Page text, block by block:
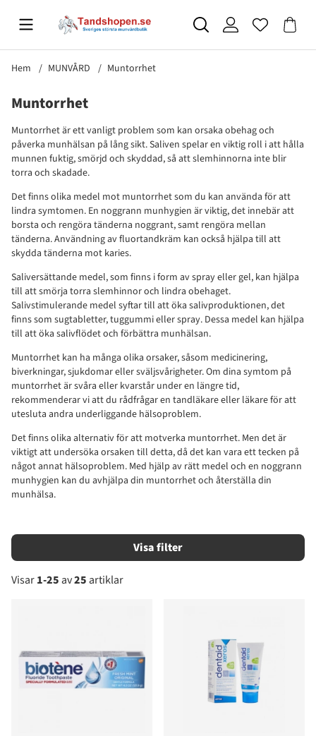
Hem MUNVÅRD Muntorrhet
Muntorrhet
Muntorrhet är ett vanligt problem som kan orsaka obehag och
påverka munhälsan på lång sikt. Saliven spelar en viktig roll i att hålla
munnen fuktig, smörjd och skyddad, så att slemhinnorna inte blir
torra och skadade.
Det finns olika medel mot muntorrhet som du kan använda för att
lindra symtomen. En noggrann munhygien är viktig, det innebär att
borsta och rengöra tänderna noggrant, samt rengöra mellan
tänderna. Användning av fluortandkräm kan också hjälpa till att
skydda tänderna mot karies.
Saliversättande medel, som finns i form av spray eller gel, kan hjälpa
till att smörja torra slemhinnor och lindra obehaget.
Salivstimulerande medel syftar till att öka salivproduktionen, det
finns som sugtabletter, tuggummi eller spray. Dessa medel kan hjälpa
till att öka salivflödet och förbättra munhälsan.
Muntorrhet kan ha många olika orsaker, såsom medicinering,
biverkningar, sjukdomar eller sväljsvårigheter. Om dina symtom på
muntorrhet är svåra eller kvarstår under en längre tid,
rekommenderar vi att du rådfrågar en tandläkare eller läkare för att
utesluta andra underliggande hälsoproblem.
Det finns olika alternativ för att motverka muntorrhet. Men det är
viktigt att undersöka orsaken till detta, då det kan vara ett tecken på
något annat hälsoproblem. Med hjälp av rätt medel och en noggrann
munhygien kan du avhjälpa din muntorrhet och återställa din
munhälsa.
Filtrera
Visar1-25 av25 artiklar